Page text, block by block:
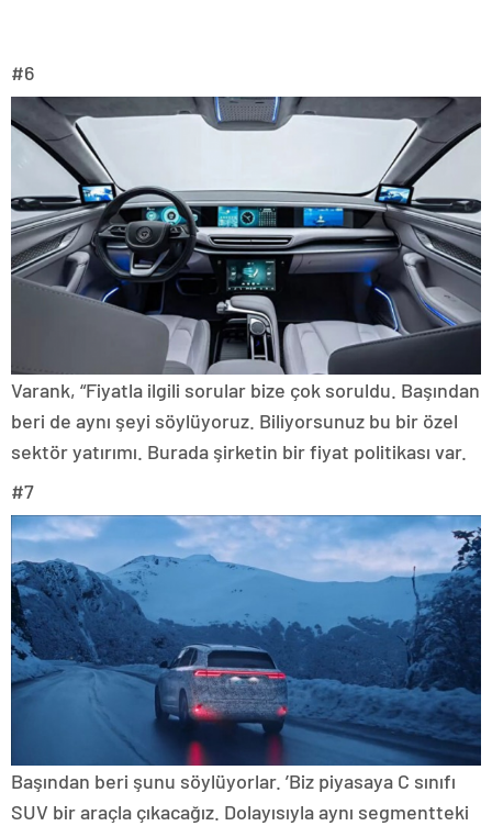
#6
Varank, “Fiyatla ilgili sorular bize çok soruldu. Başından
beri de aynı şeyi söylüyoruz. Biliyorsunuz bu bir özel
sektör yatırımı. Burada şirketin bir fiyat politikası var.
#7
Başından beri şunu söylüyorlar. ’Biz piyasaya C sınıfı
SUV bir araçla çıkacağız. Dolayısıyla aynı segmentteki